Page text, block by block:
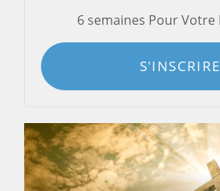
6 semaines Pour Votre
S'INSCRIRE